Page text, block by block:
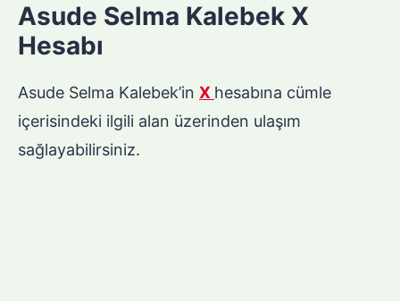
Asude Selma Kalebek X
Hesabı
Asude Selma Kalebek’in X hesabına cümle
içerisindeki ilgili alan üzerinden ulaşım
sağlayabilirsiniz.